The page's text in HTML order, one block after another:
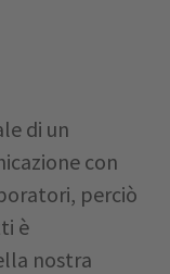
di un
con
perciò
è
nostra